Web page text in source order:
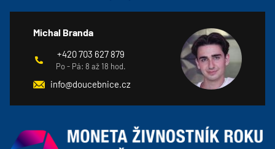
Michal Branda
+420 703 627 879
Po - Pá: 8 až 18 hod.
info@doucebnice.cz